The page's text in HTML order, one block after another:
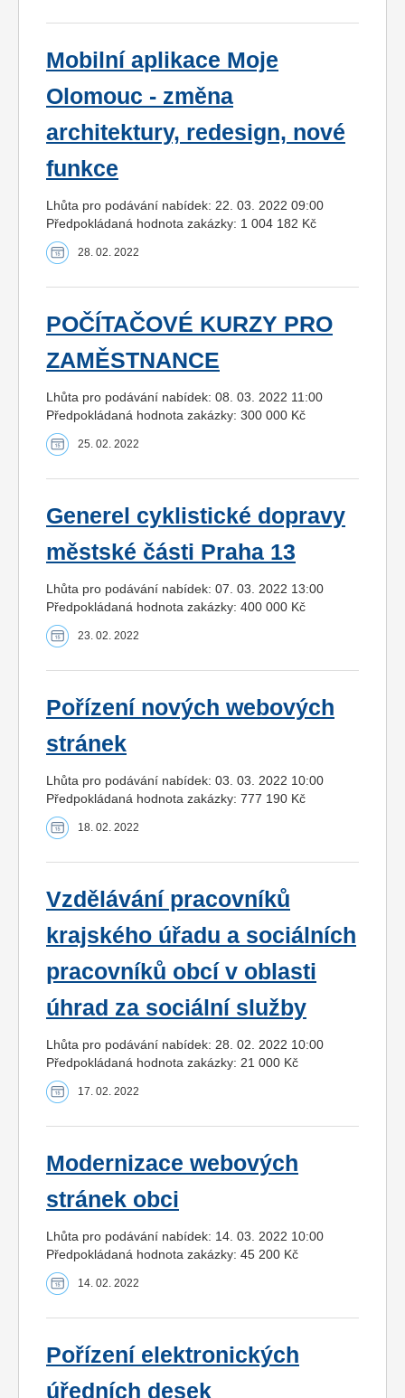
Mobilní aplikace Moje
Olomouc - změna
architektury, redesign, nové
funkce
Lhůta pro podávání nabídek: 22. 03. 2022 09:00
Předpokládaná hodnota zakázky: 1 004 182 Kč
28. 02. 2022
POČÍTAČOVÉ KURZY PRO
ZAMĚSTNANCE
Lhůta pro podávání nabídek: 08. 03. 2022 11:00
Předpokládaná hodnota zakázky: 300 000 Kč
25. 02. 2022
Generel cyklistické dopravy
městské části Praha 13
Lhůta pro podávání nabídek: 07. 03. 2022 13:00
Předpokládaná hodnota zakázky: 400 000 Kč
23. 02. 2022
Pořízení nových webových
stránek
Lhůta pro podávání nabídek: 03. 03. 2022 10:00
Předpokládaná hodnota zakázky: 777 190 Kč
18. 02. 2022
Vzdělávání pracovníků
krajského úřadu a sociálních
pracovníků obcí v oblasti
úhrad za sociální služby
Lhůta pro podávání nabídek: 28. 02. 2022 10:00
Předpokládaná hodnota zakázky: 21 000 Kč
17. 02. 2022
Modernizace webových
stránek obci
Lhůta pro podávání nabídek: 14. 03. 2022 10:00
Předpokládaná hodnota zakázky: 45 200 Kč
14. 02. 2022
Pořízení elektronických
úředních desek